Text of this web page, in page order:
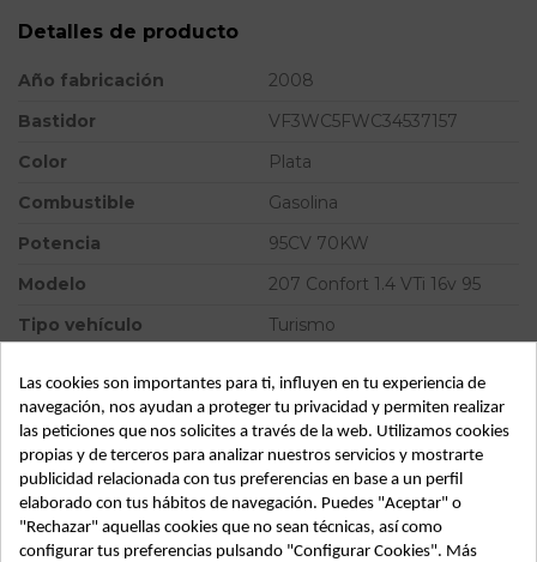
Detalles de producto
Año fabricación
2008
Bastidor
VF3WC5FWC34537157
Color
Plata
Combustible
Gasolina
Potencia
95CV 70KW
Modelo
207 Confort 1.4 VTi 16v 95
Tipo vehículo
Turismo
SubAlmacén
383
SubSubAlmacén
100029813
ID: 811000
Fecha disponible: 2022-04-07
Las cookies son importantes para ti, influyen en tu experiencia de
navegación, nos ayudan a proteger tu privacidad y permiten realizar
las peticiones que nos solicites a través de la web. Utilizamos cookies
propias y de terceros para analizar nuestros servicios y mostrarte
publicidad relacionada con tus preferencias en base a un perfil
elaborado con tus hábitos de navegación. Puedes "Aceptar" o
"Rechazar" aquellas cookies que no sean técnicas, así como
configurar tus preferencias pulsando "Configurar Cookies". Más